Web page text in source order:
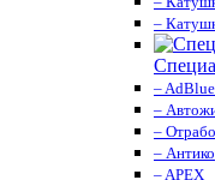
–
–
–
–
–
– APEX